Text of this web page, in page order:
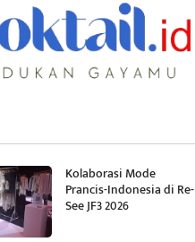
Kolaborasi Mode
Prancis-Indonesia di Re-
See JF3 2026